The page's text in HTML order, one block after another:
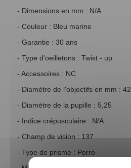
- Dimensions en mm : N/A
- Couleur : Bleu marine
- Garantie : 30 ans
- Type d'oeilletons : Twist - up
- Accessoires : NC
- Diamètre de l'objectifs en mm : 42
- Diamètre de la pupille : 5,25
- Indice crépusculaire : N/A
- Champ de vision : 137
- Type de prisme : Porro